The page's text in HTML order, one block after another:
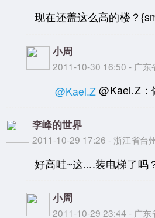
现在还盖这么高的楼？
小周
2011-10-30 16:50 - 广东
@Kael.Z @Kael.Z：
李峰的世界
2011-10-29 17:26 - 浙江省台
好高哇~这....装电梯了吗
小周
2011-10-29 23:44 - 广东